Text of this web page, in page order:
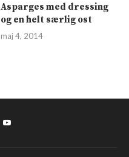
Asparges med dressing
og en helt særlig ost
maj 4, 2014